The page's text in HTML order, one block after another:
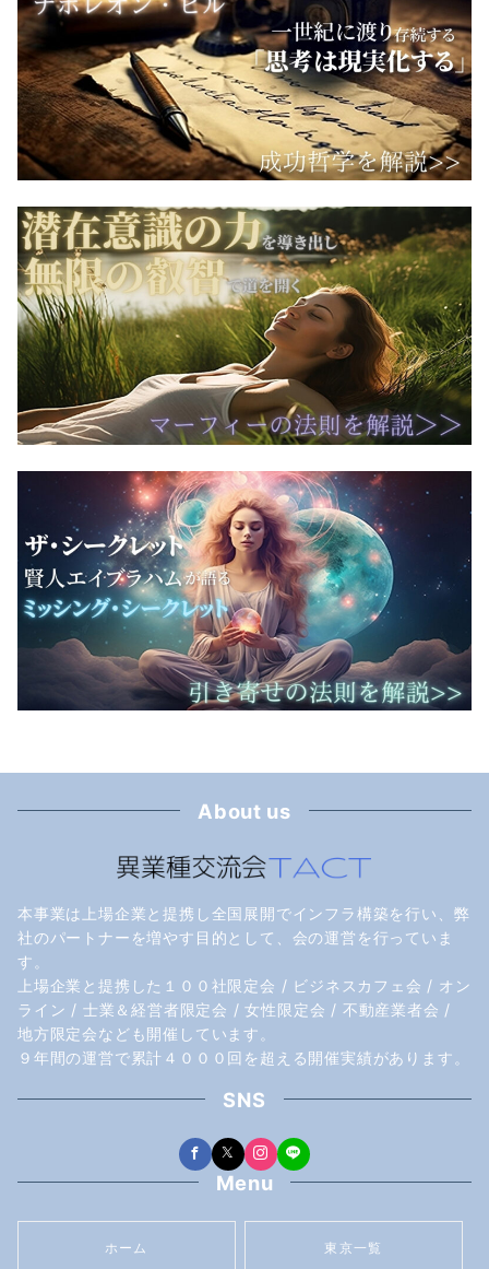
About us
本事業は上場企業と提携し全国展開でインフラ構築を行い、弊
社のパートナーを増やす目的として、会の運営を行っていま
す。
上場企業と提携した１００社限定会 / ビジネスカフェ会 / オン
ライン / 士業＆経営者限定会 / 女性限定会 / 不動産業者会 /
地方限定会なども開催しています。
９年間の運営で累計４０００回を超える開催実績があります。
SNS
Menu
ホーム 東京一覧